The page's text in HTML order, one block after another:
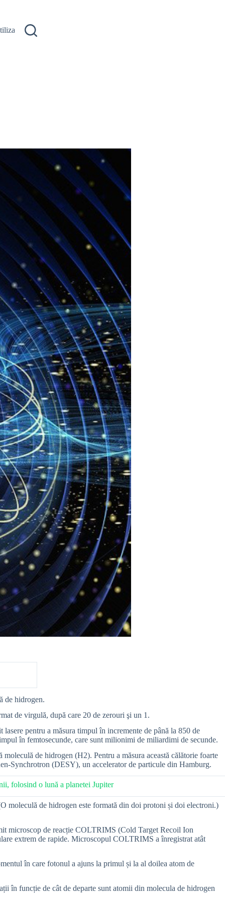
de hidrogen.
de virgulă, după care 20 de zerouri şi un 1.
lasere pentru a măsura timpul în incremente de până la 850 de
în femtosecunde, care sunt milionimi de miliardimi de secunde.
de hidrogen (H2). Pentru a măsura această călătorie foarte
Synchrotron (DESY), un accelerator de particule din Hamburg.
folosind o lună a planetei Jupiter
moleculă de hidrogen este formată din doi protoni și doi electroni.)
microscop de reacție COLTRIMS (Cold Target Recoil Ion
extrem de rapide. Microscopul COLTRIMS a înregistrat atât
în care fotonul a ajuns la primul și la al doilea atom de
în funcție de cât de departe sunt atomii din molecula de hidrogen